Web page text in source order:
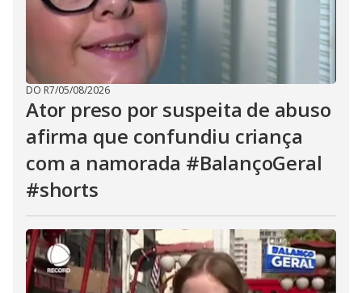
DO R7/05/08/2026
Ator preso por suspeita de abuso
afirma que confundiu criança
com a namorada #BalançoGeral
#shorts